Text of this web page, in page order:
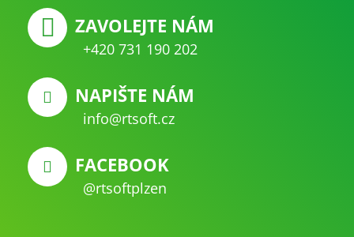
ZAVOLEJTE NÁM
+420 731 190 202
NAPIŠTE NÁM
info@rtsoft.cz
FACEBOOK
@rtsoftplzen